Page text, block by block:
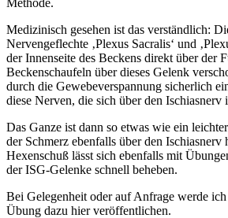
Medizinisch gesehen ist das verständlich:
Nervengeflechte ‚Plexus Sacralis‘ und
der Innenseite des Beckens direkt über der
Beckenschaufeln über dieses Gelenk
durch die Gewebeverspannung sicherlich
diese Nerven, die sich über den Ischiasnerv
Das Ganze ist dann so etwas wie ein
der Schmerz ebenfalls über den Ischiasnerv
Hexenschuß lässt sich ebenfalls mit
der ISG-Gelenke schnell beheben.
Bei Gelegenheit oder auf Anfrage werde
Übung dazu hier veröffentlichen.